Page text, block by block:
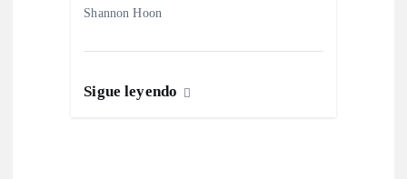
Shannon Hoon
Sigue leyendo